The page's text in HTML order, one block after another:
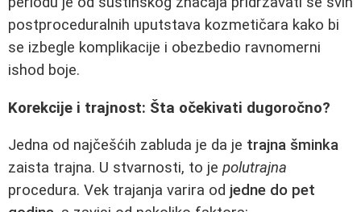
postproceduralnih uputstava kozmetičara kako bi
se izbegle komplikacije i obezbedio ravnomerni
ishod boje.
Korekcije i trajnost: Šta očekivati dugoročno?
Jedna od najčešćih zabluda je da je trajna šminka
zaista trajna. U stvarnosti, to je polutrajna
procedura. Vek trajanja varira od jedne do pet